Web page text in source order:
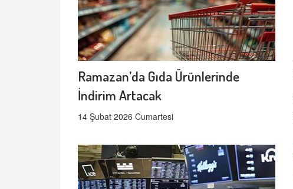
Ramazan’da Gıda Ürünlerinde
İndirim Artacak
14 Şubat 2026 Cumartesi